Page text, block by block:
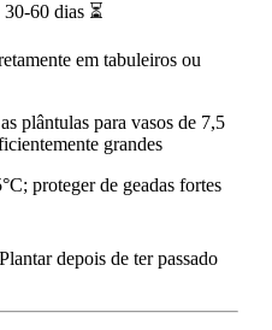
30-60 dias ⏳
em tabuleiros ou
plântulas para vasos de 7,5
grandes
proteger de geadas fortes
depois de ter passado